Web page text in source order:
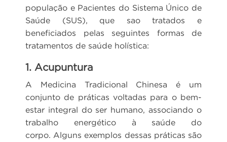
população e Pacientes do Sistema Único de
Saúde (SUS), que sao tratados e
beneficiados pelas seguintes formas de
tratamentos de saúde holística:
1. Acupuntura
A Medicina Tradicional Chinesa é um
conjunto de práticas voltadas para o bem-
estar integral do ser humano, associando o
trabalho energético à saúde do
corpo. Alguns exemplos dessas práticas são